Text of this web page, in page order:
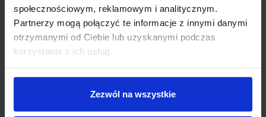
społecznościowym, reklamowym i analitycznym.
Partnerzy mogą połączyć te informacje z innymi danymi
otrzymanymi od Ciebie lub uzyskanymi podczas
korzystania z ich usług.
Zezwól na wszystkie
Szczegóły produktu
Zobacz także